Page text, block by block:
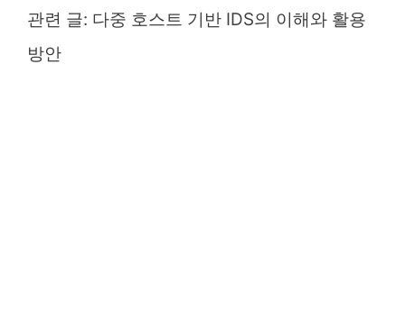
관련 글: 다중 호스트 기반 IDS의 이해와 활용
방안